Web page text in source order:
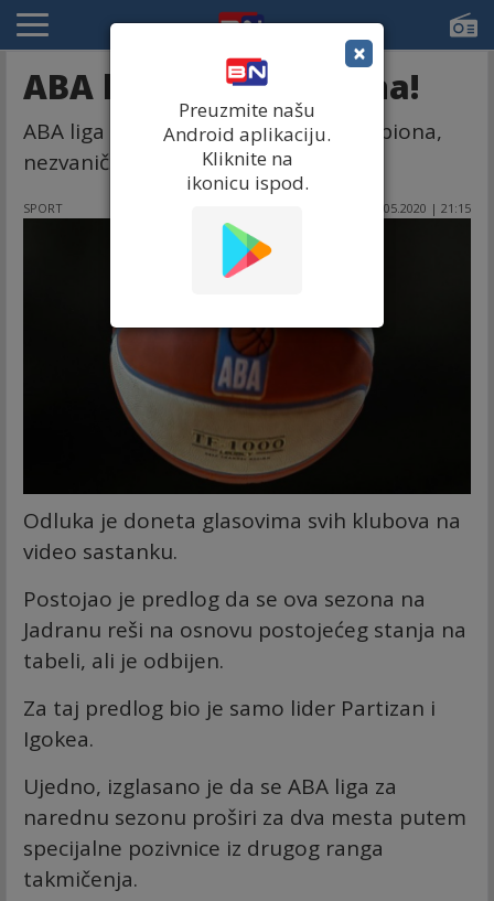
ABA liga bez šampiona!
ABA liga ove sezone neće imati šampiona,
nezvanično saznaje B92.
SPORT 27.05.2020 | 21:15
Odluka je doneta glasovima svih klubova na
video sastanku.
Postojao je predlog da se ova sezona na
Jadranu reši na osnovu postojećeg stanja na
tabeli, ali je odbijen.
Za taj predlog bio je samo lider Partizan i
Igokea.
Ujedno, izglasano je da se ABA liga za
narednu sezonu proširi za dva mesta putem
specijalne pozivnice iz drugog ranga
takmičenja.
×
Preuzmite našu
Android aplikaciju.
Kliknite na
ikonicu ispod.